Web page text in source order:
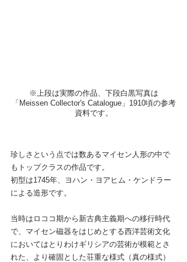
※上段は実際の作品、 下段白黒写真は
「Meissen Collector's Catalogue」1910頃の参考
資料です。
珍しさという点では数あるマイセン人形の中で
もトップクラスの作品です。
初型は1745年、ヨハン・ヨアヒム・ケンドラー
による造形です。
当時はロココ期から新古典主義期への移行時代
で、マイセン磁器をはじめとする西洋芸術文化
においてはとりわけギリシアの芸術が模範とさ
れた、より確固とした荘重な様式（真の様式）